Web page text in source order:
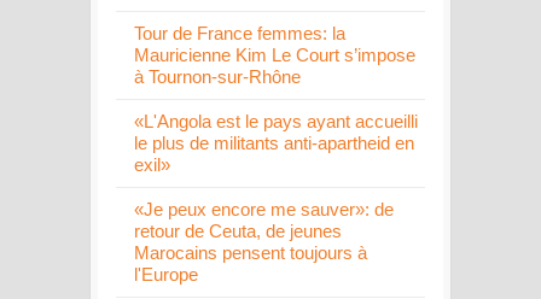
Tour de France femmes: la
Mauricienne Kim Le Court s’impose
à Tournon-sur-Rhône
«L'Angola est le pays ayant accueilli
le plus de militants anti-apartheid en
exil»
«Je peux encore me sauver»: de
retour de Ceuta, de jeunes
Marocains pensent toujours à
l'Europe